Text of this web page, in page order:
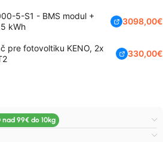
5-S1 - BMS modul +
kWh
3098,00€
pre fotovoltiku KENO, 2x
330,00€